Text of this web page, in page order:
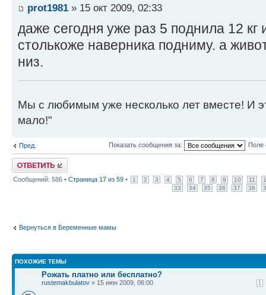
prot1981 » 15 окт 2009, 02:33
даже сегодня уже раз 5 поднила 12
столькоже наверника подниму. а
низ.
Мы с любимым уже несколько лет вместе! И
мало!"
Пред. Показать сообщения за: Поле
Ответить
Сообщений: 586 • Страница 17 из 59 • 1 2 3 4 5 6 7 8 9 10 11
33
34 35 36 37 38
Вернуться в Беременные мамы
ПОХОЖИЕ ТЕМЫ
Рожать платно или бесплатно?
1
rustemakbulatov » 15 июн 2009, 06:00